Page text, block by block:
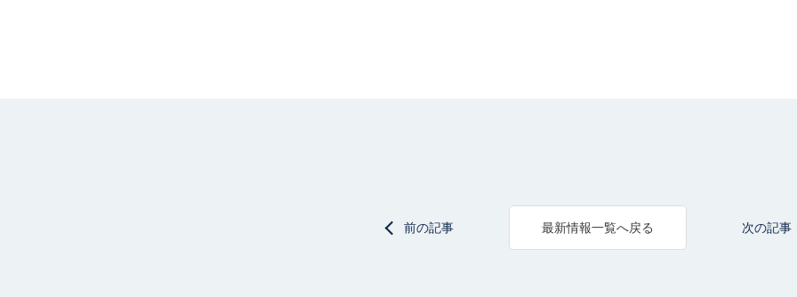
前の記事 最新情報一覧へ戻る 次の記事